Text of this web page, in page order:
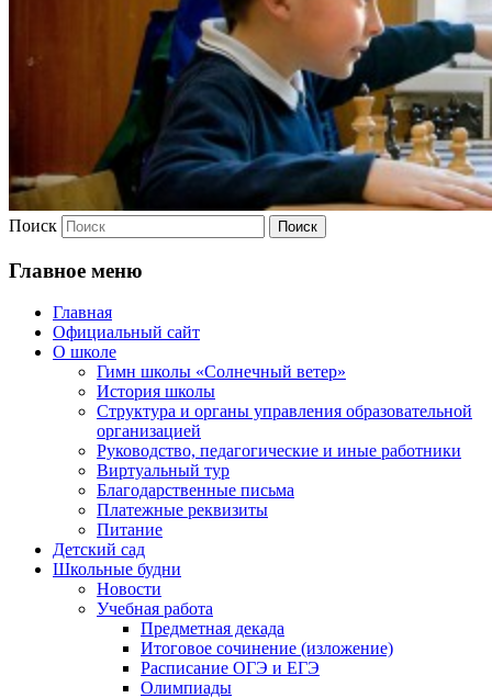
Поиск
Главное меню
Главная
Официальный сайт
О школе
Гимн школы «Солнечный ветер»
История школы
Структура и органы управления образовательной
организацией
Руководство, педагогические и иные работники
Виртуальный тур
Благодарственные письма
Платежные реквизиты
Питание
Детский сад
Школьные будни
Новости
Учебная работа
Предметная декада
Итоговое сочинение (изложение)
Расписание ОГЭ и ЕГЭ
Олимпиады